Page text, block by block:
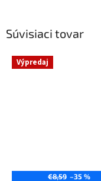
Súvisiaci tovar
Výpredaj
€8,59 –35 %